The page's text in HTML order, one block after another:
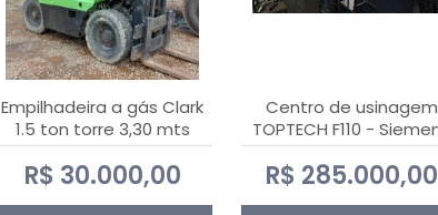
Empilhadeira a gás Clark
1.5 ton torre 3,30 mts
R$ 30.000,00
Centro de usinagem
TOPTECH F110 -
808D Advanced
R$ 285.000,00